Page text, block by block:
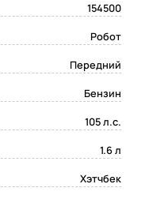
154500
Робот
Передний
Бензин
105 л.с.
1.6 л
Хэтчбек